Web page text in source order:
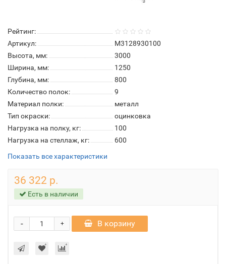
Рейтинг:
Артикул:
М3128930100
Высота, мм:
3000
Ширина, мм:
1250
Глубина, мм:
800
Количество полок:
9
Материал полки:
металл
Тип окраски:
оцинковка
Нагрузка на полку, кг:
100
Нагрузка на стеллаж, кг:
600
Показать все характеристики
36 322 р.
Есть в наличии
+
- В корзину